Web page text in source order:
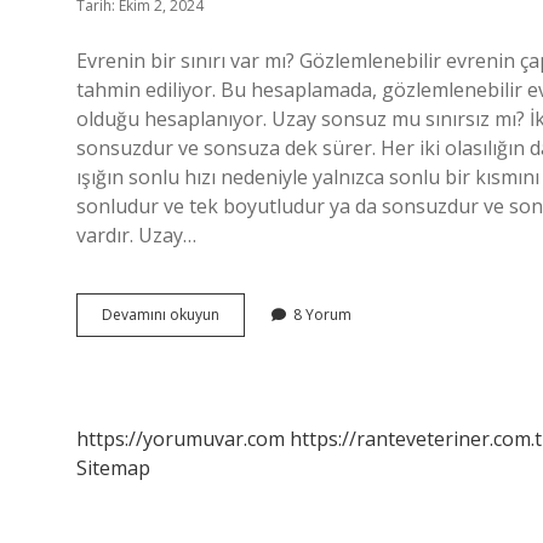
Tarih: Ekim 2, 2024
Evrenin bir sınırı var mı? Gözlemlenebilir evrenin
tahmin ediliyor. Bu hesaplamada, gözlemlenebilir
olduğu hesaplanıyor. Uzay sonsuz mu sınırsız
sonsuzdur ve sonsuza dek sürer. Her iki olasılığın
ışığın sonlu hızı nedeniyle yalnızca sonlu bir
sonludur ve tek boyutludur ya da sonsuzdur ve
vardır. Uzay…
Devamını okuyun
Sınırsız
8 Yorum
https://yorumuvar.com https://
Sitemap